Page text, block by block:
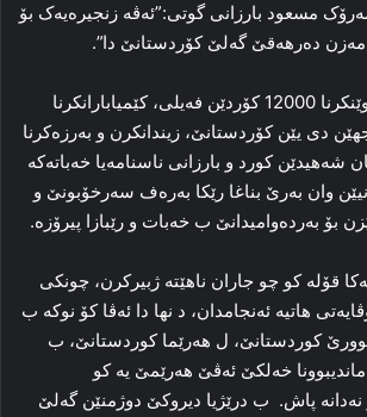
مسعود بارزانی گوتی:”ئەڤە زنجیرەیەک بۆ
مەزن دەرھەقێ گەلێ کۆردستانێ دا”.
هەروەسا بێسەروشوێنکرنا 12000 کۆردێن فەیلی، کێمیابارانکرنا
دی یێن کۆردستانێ، زیندانکرن و بەرزەکرنا
شەھیدێن کورد و بارزانی ناسنامەیا خەباتەکە
وان بەرێ بناغا رێکا بەرەف سەرخۆبونێ و
بۆ بەردەوامیدانێ ب خەبات و رێبازا پیرۆزە.
قۆلە کو چو جاران ناهێتە ژبیرکرن، چونکی
هاتیە ئەنجامدان، د نها دا ئەڤا کۆ نوکە ب
کوردستانێ، ل هەرێما کوردستانێ، ب
خەلکێ ئەڤێ ھەرێمێ یە کو
پاش. ب درێژیا دیروکێ دوژمنێن گەلێ